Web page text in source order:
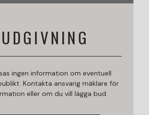
ingen information om eventuell
Kontakta ansvarig mäklare för
eller om du vill lägga bud.